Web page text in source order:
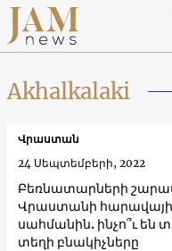
Akhalkalaki
Բեռնատարների
Վրաստանի
սահմանին. ինչո՞ւ են
տեղի բնակիչները
Վրաստան
24 Սեպտեմբերի, 2022